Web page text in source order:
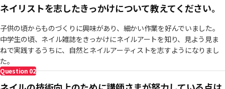
ネイリストを志したきっかけについて教えてください。
子供の頃からものづくりに興味があり、細かい作業を好んでいました。
中学生の頃、ネイル雑誌をきっかけにネイルアートを知り、見よう見ま
ねで実践するうちに、自然とネイルアーティストを志すようになりまし
た。
Question 02